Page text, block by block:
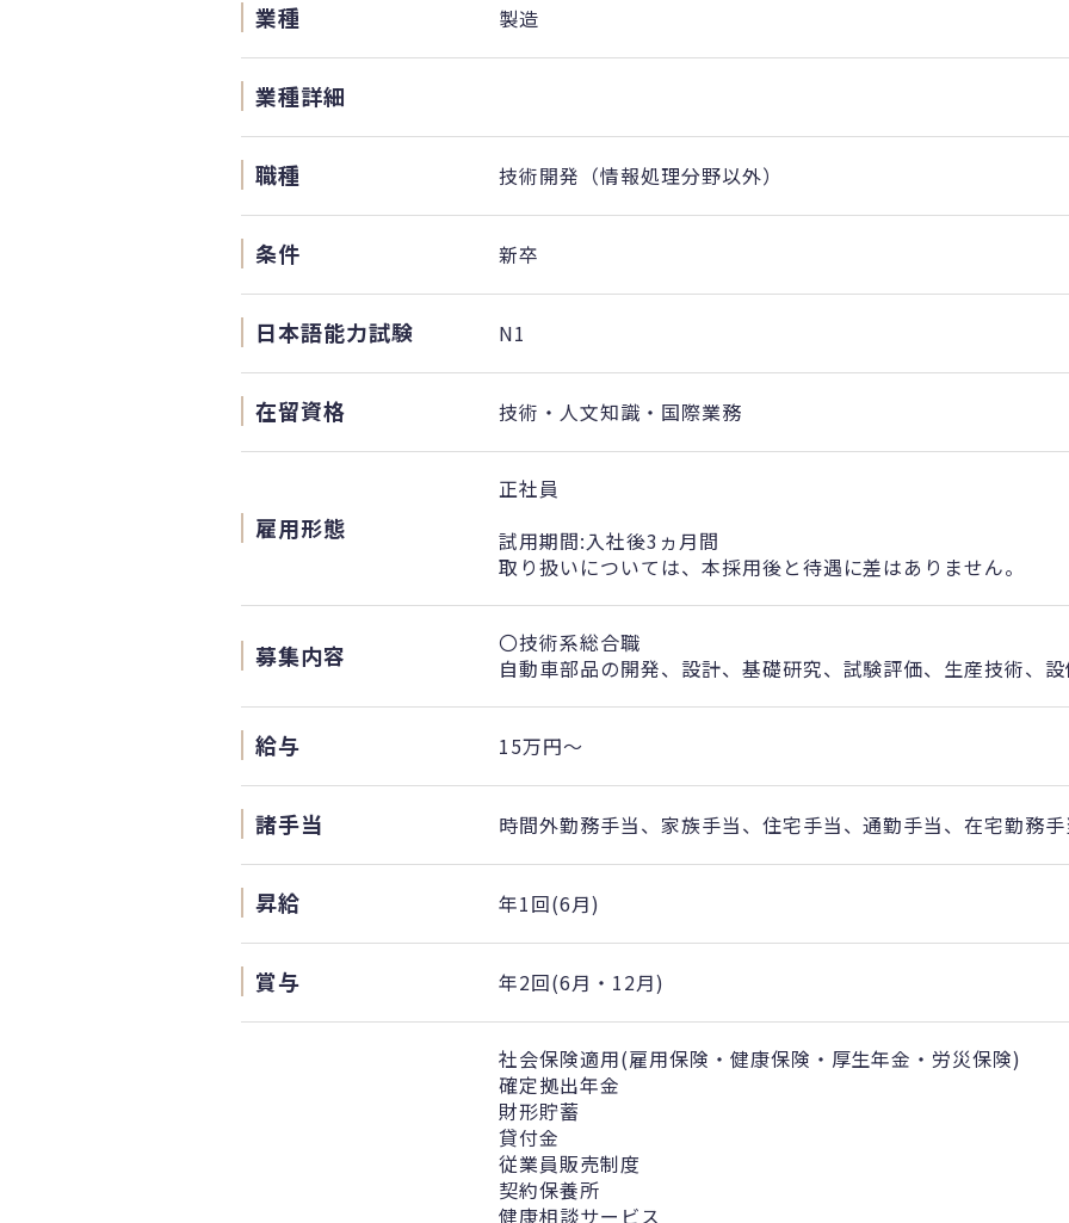
業種 製造
業種詳細
職種 技術開発（情報処理分野以外）
条件 新卒
日本語能力試験 N1
在留資格 技術・人文知識・国際業務
雇用形態
正社員
試用期間:入社後3ヵ月間
取り扱いについては、本採用後と待遇に差はありません。
募集内容
〇技術系総合職
自動車部品の開発、設計、基礎研究、試験評価、生産技術、
給与 15万円〜
諸手当 時間外勤務手当、家族手当、住宅手当、通勤手当、在宅勤務
昇給 年1回(6月)
賞与 年2回(6月・12月)
社会保険適用(雇用保険・健康保険・厚生年金・労災保険)
確定拠出年金
財形貯蓄
貸付金
従業員販売制度
契約保養所
健康相談サービス